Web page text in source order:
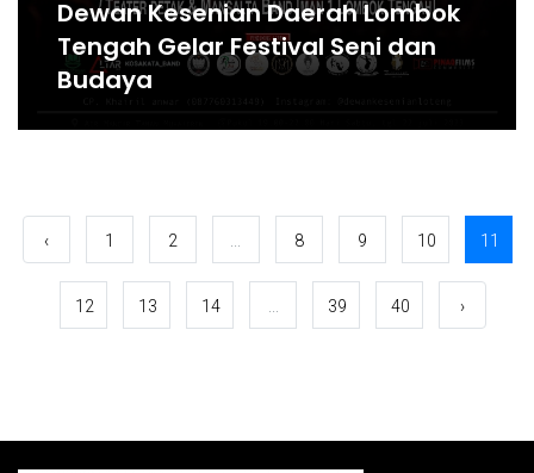
Dewan Kesenian Daerah Lombok
Tengah Gelar Festival Seni dan
Budaya
‹ 1 2 8 9 10 11
12 13 14 39 40 ›